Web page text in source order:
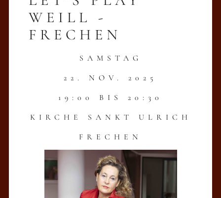
WEILL -
FRECHEN
SAMS TAG
22. NOV. 2025
19:00 BIS 20:30
KIRCHE SANKT ULRICH
FRECHEN